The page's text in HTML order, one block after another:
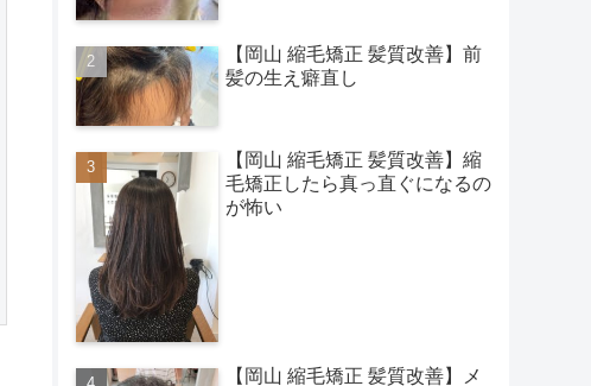
【岡山 縮毛矯正 髪質改善】前
髪の生え癖直し
【岡山 縮毛矯正 髪質改善】縮
毛矯正したら真っ直ぐになるの
が怖い
【岡山 縮毛矯正 髪質改善】メ